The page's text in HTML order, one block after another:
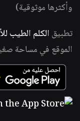
وأكثرها موثوقية)
تطبيق الكلم الطيب
الموقع في مساحة